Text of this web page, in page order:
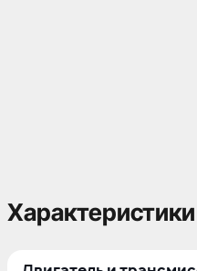
Характеристики